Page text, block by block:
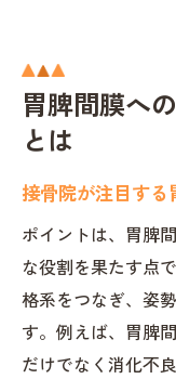
胃脾間膜へ
とは
接骨院が注目す
ポイントは、胃脾
な役割を果たす点
格系をつなぎ、姿
す。例えば、胃脾
だけでなく消化不